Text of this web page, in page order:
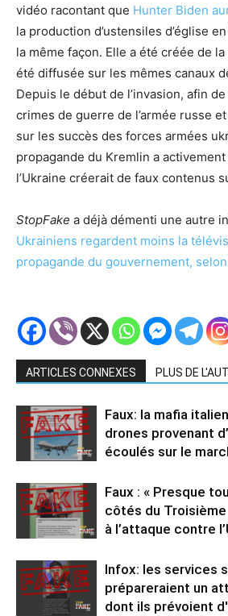
vidéo racontant que Hunter Biden
la production d’ustensiles d’église
la même façon. Elle a été créée de
été diffusée sur les mêmes canaux
Depuis le début de l’invasion, afin
crimes de guerre de l’armée russe
sur les succès des forces armées
propagande du Kremlin a
l’Ukraine créerait de faux contenus
StopFake a déjà démenti une autre
Ukrainiens regardent moins la
propagande du gouvernement,
ARTICLES CONNEXES PLUS DE
Faux: la mafia
drones provenant
écoulés sur le
Faux : « Presque
côtés du
à l’attaque contre
Infox: les services
prépareraient un
dont ils prévoient